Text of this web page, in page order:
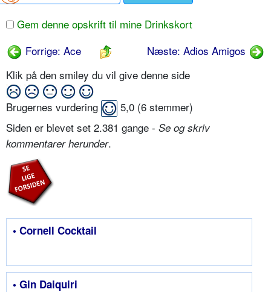
Gem denne opskrift til mine Drinkskort
Forrige: Ace
Næste: Adios Amigos
Klik på den smiley du vil give denne side
Brugernes vurdering 5,0 (6 stemmer)
Siden er blevet set 2.381 gange - Se og skriv
kommentarer herunder.
• Cornell Cocktail
• Gin Daiquiri